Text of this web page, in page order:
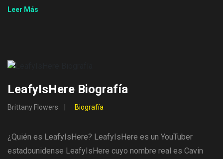
Leer Más
LeafyIsHere Biografía
Brittany Flowers Biografía
¿Quién es LeafyIsHere? LeafyIsHere es un YouTuber
estadounidense LeafyIsHere cuyo nombre real es Cavin